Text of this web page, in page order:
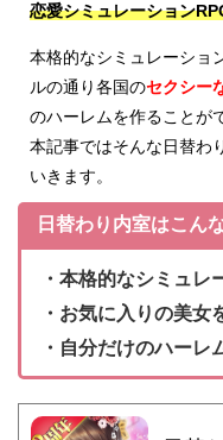
恋愛シミュレーション
本格的なシミュレーショ
ルの通り各国のセクシー
のハーレムを作ることが
本記事ではそんな日替わ
いきます。
日替わり内室はこん
・本格的なシミュ
・お気に入りの美女
・自分だけのハーレ